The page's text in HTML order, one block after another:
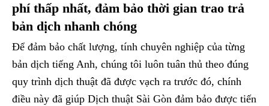
phí thấp nhất, đảm bảo thời gian trao trả
bản dịch nhanh chóng
Để đảm bảo chất lượng, tính chuyên nghiệp của từng
bản dịch tiếng Anh, chúng tôi luôn tuân thủ theo đúng
quy trình dịch thuật đã được vạch ra trước đó, chính
điều này đã giúp Dịch thuật Sài Gòn đảm bảo được tiến